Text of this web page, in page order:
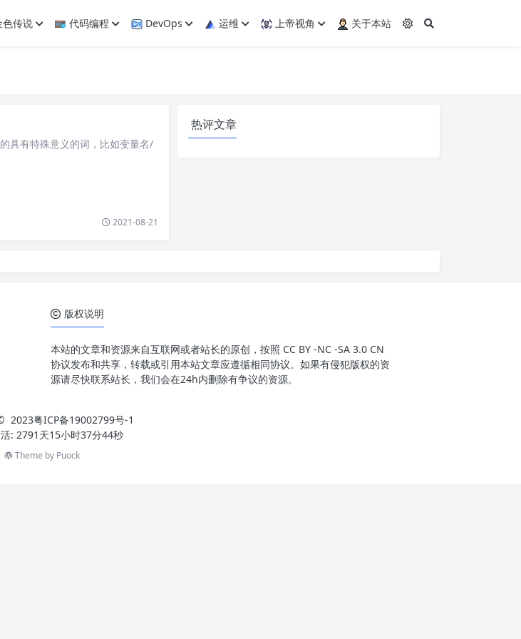
色传说 代码编程 DevOps 运维 上帝视角 关于本站
具有特殊意义的词，比如变量名/
2021-08-21
热评文章
版权说明
本站的文章和资源来自互联网或者站长的原创，按照 CC BY -NC -SA 3.0 CN
协议发布和共享，转载或引用本站文章应遵循相同协议。如果有侵犯版权的资
源请尽快联系站长，我们会在24h内删除有争议的资源。
2023粤ICP备19002799号-1
: 2791天15小时37分45秒
Theme by Puock